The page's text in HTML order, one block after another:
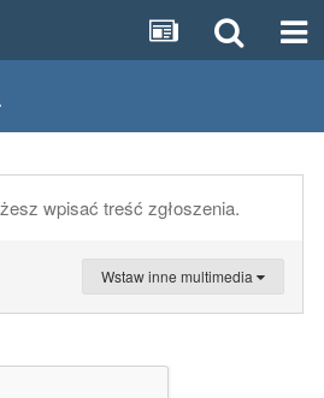
wpisać treść zgłoszenia.
Wstaw inne multimedia